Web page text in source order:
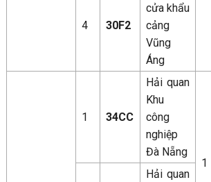
4 30F2
cửa khẩu
cảng
Vũng
Áng
1 34CC
Hải quan
Khu
công
nghiệp
Đà Nẵng
1
Hải quan